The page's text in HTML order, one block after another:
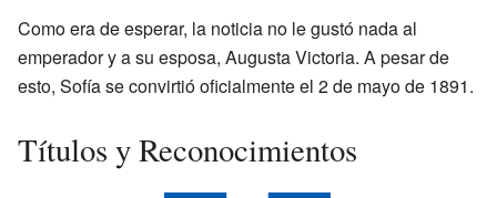
Como era de esperar, la noticia no le gustó nada al
emperador y a su esposa, Augusta Victoria. A pesar de
esto, Sofía se convirtió oficialmente el 2 de mayo de 1891.
Títulos y Reconocimientos